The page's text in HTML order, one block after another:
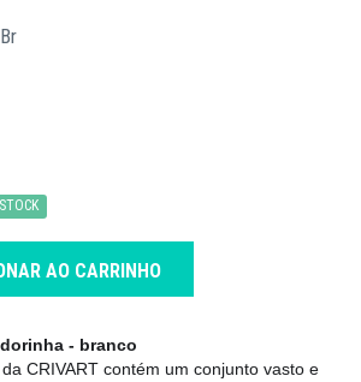
AO CARRINHO
- branco​
CRIVART contém um conjunto vasto e